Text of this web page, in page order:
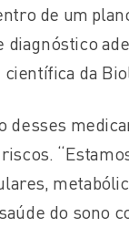
de um
científica da
desses
do sono